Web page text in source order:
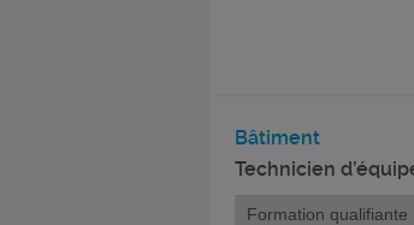
Bâtiment
Technicien
Formation qualifiante